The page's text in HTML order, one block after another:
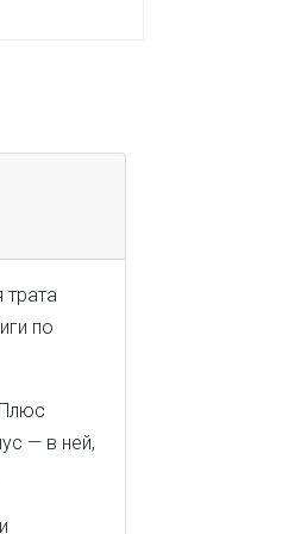
трата
по
— в ней,